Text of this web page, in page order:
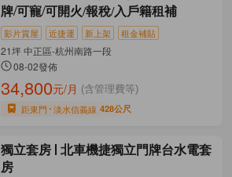
牌/可寵/可開火/報稅/入戶籍租補
影片賞屋 近捷運 新上架 租金補貼
21坪 中正區-杭州南路一段
08-02發佈
34,800元/月 (含管理費等)
距東門 淡水信義線 428公尺
獨立套房
北車機捷獨立門牌台水電套
房